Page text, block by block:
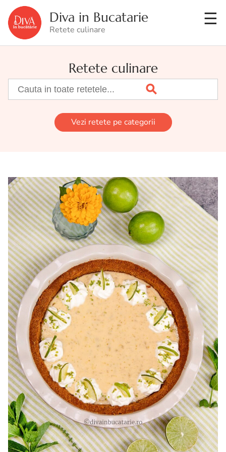
Diva in Bucatarie
Retete culinare
Retete culinare
Vezi retete pe categorii